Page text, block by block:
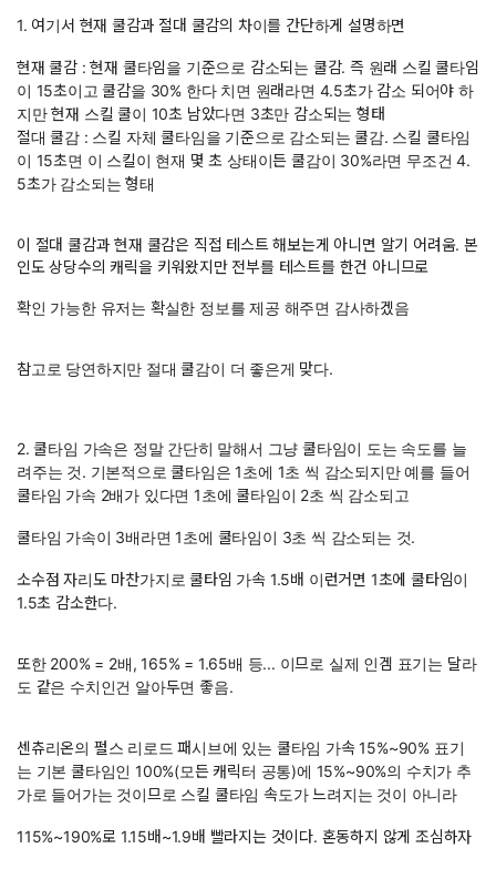
1. 여기서 현재 쿨감과 절대 쿨감의 차이를 간단하게 설명하면
현재 쿨감 : 현재 쿨타임을 기준으로 감소되는 쿨감. 즉 원래 스킬 쿨타임
이 15초이고 쿨감을 30% 한다 치면 원래라면 4.5초가 감소 되어야 하
지만 현재 스킬 쿨이 10초 남았다면 3초만 감소되는 형태
절대 쿨감 : 스킬 자체 쿨타임을 기준으로 감소되는 쿨감. 스킬 쿨타임
이 15초면 이 스킬이 현재 몇 초 상태이든 쿨감이 30%라면 무조건 4.
5초가 감소되는 형태
이 절대 쿨감과 현재 쿨감은 직접 테스트 해보는게 아니면 알기 어려움. 본
인도 상당수의 캐릭을 키워왔지만 전부를 테스트를 한건 아니므로
확인 가능한 유저는 확실한 정보를 제공 해주면 감사하겠음
참고로 당연하지만 절대 쿨감이 더 좋은게 맞다.
2. 쿨타임 가속은 정말 간단히 말해서 그냥 쿨타임이 도는 속도를 늘
려주는 것. 기본적으로 쿨타임은 1초에 1초 씩 감소되지만 예를 들어
쿨타임 가속 2배가 있다면 1초에 쿨타임이 2초 씩 감소되고
쿨타임 가속이 3배라면 1초에 쿨타임이 3초 씩 감소되는 것.
소수점 자리도 마찬가지로 쿨타임 가속 1.5배 이런거면 1초에 쿨타임이
1.5초 감소한다.
또한 200% = 2배, 165% = 1.65배 등... 이므로 실제 인겜 표기는 달라
도 같은 수치인건 알아두면 좋음.
센츄리온의 펄스 리로드 패시브에 있는 쿨타임 가속 15%~90% 표기
는 기본 쿨타임인 100%(모든 캐릭터 공통)에 15%~90%의 수치가 추
가로 들어가는 것이므로 스킬 쿨타임 속도가 느려지는 것이 아니라
115%~190%로 1.15배~1.9배 빨라지는 것이다. 혼동하지 않게 조심하자